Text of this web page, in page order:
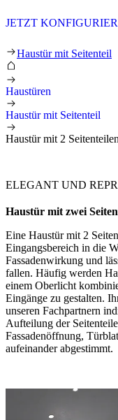
JETZT
Haustür mit 2
Haustür mit Seitenteil
Haustüren
Haustür mit Seitenteil
Haustür mit 2 Seitenteilen
ELEGANT UND
Haustür mit zwei
Eine Haustür mit 2
Eingangsbereich in die
Fassadenwirkung und
fallen. Häufig werden
einem Oberlicht
Eingänge zu gestalten.
unseren Fachpartnern
Aufteilung der
Fassadenöffnung,
aufeinander abgestimmt.